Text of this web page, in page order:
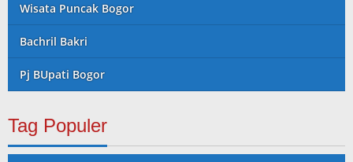
Wisata Puncak Bogor
Bachril Bakri
Pj BUpati Bogor
Tag Populer